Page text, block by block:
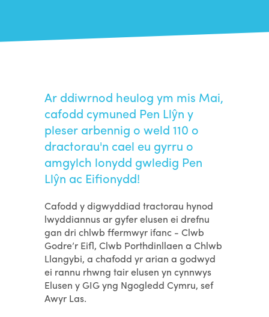
Ar ddiwrnod heulog ym mis Mai,
cafodd cymuned Pen Llŷn y
pleser arbennig o weld 110 o
dractorau'n cael eu gyrru o
amgylch lonydd gwledig Pen
Llŷn ac Eifionydd!
Cafodd y digwyddiad tractorau hynod
lwyddiannus ar gyfer elusen ei drefnu
gan dri chlwb ffermwyr ifanc - Clwb
Godre’r Eifl, Clwb Porthdinllaen a Chlwb
Llangybi, a chafodd yr arian a godwyd
ei rannu rhwng tair elusen yn cynnwys
Elusen y GIG yng Ngogledd Cymru, sef
Awyr Las.